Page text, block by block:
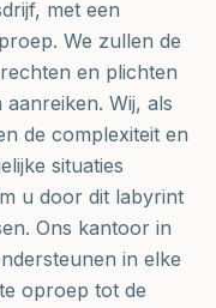
met een
We zullen de
en plichten
Wij, als
de complexiteit en
situaties
u door dit labyrint
Ons kantoor in
in elke
oproep tot de